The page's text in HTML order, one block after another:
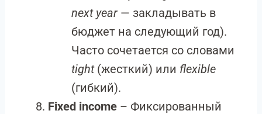
next year — закладывать в
бюджет на следующий год).
Часто сочетается со словами
tight(жесткий) или flexible
(гибкий).
Fixed income – Фиксированный